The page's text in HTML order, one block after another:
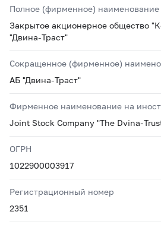
Полное (фирменное) наименование
Закрытое акционерное общество
"Двина-Траст"
Сокращенное (фирменное)
АБ "Двина-Траст"
Фирменное наименование на
Joint Stock Company "The Dvina-
ОГРН
1022900003917
Регистрационный номер
2351